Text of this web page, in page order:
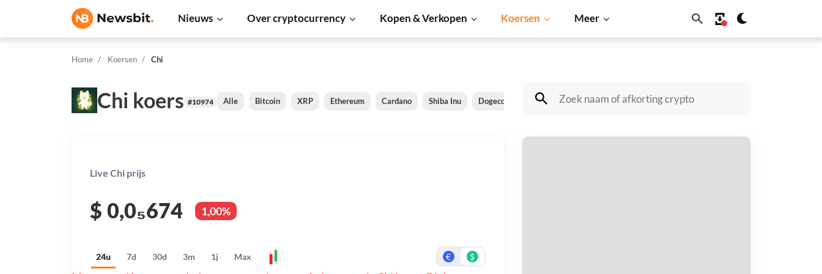
Nieuws Over cryptocurrency Kopen & Verkopen Koersen Meer
Home Koersen Chi
Chi koers #10974 Alle Bitcoin XRP Ethereum Cardano Shiba Inu Dogecoin Solana BNB
Live Chi prijs
$ 0,0₅674 1,00%
24u 7d 30d 3m 1j Max € $